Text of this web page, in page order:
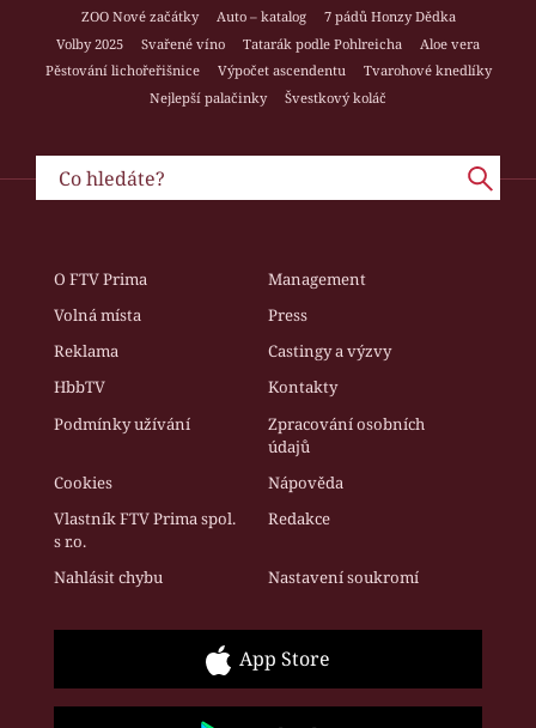
ZOO Nové začátky
Auto – katalog
7 pádů Honzy Dědka
Volby 2025
Svařené víno Tatarák podle Pohlreicha
Aloe vera
Pěstování lichořeřišnice
Výpočet ascendentu
Tvarohové knedlíky
Nejlepší palačinky
Švestkový koláč
O FTV Prima
Management
Volná místa
Press
Reklama
Castingy a výzvy
HbbTV
Kontakty
Podmínky užívání
Zpracování osobních
údajů
Cookies
Nápověda
Vlastník FTV Prima spol.
s r.o.
Redakce
Nahlásit chybu Nastavení soukromí
App Store